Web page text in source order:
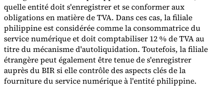
quelle entité doit s'enregistrer et se conformer aux
obligations en matière de TVA. Dans ces cas, la filiale
philippine est considérée comme la consommatrice du
service numérique et doit comptabiliser 12 % de TVA au
titre du mécanisme d'autoliquidation. Toutefois, la filiale
étrangère peut également être tenue de s'enregistrer
auprès du BIR si elle contrôle des aspects clés de la
fourniture du service numérique à l'entité philippine.